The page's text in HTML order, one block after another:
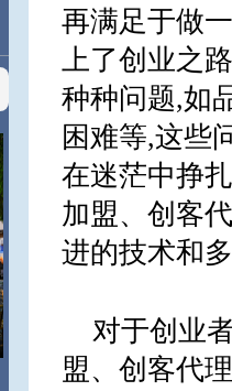
再满足于做
上了创业之
种种问题,如
困难等,这些
在迷茫中挣
加盟、创客
进的技术和
对于创业
盟、创客代